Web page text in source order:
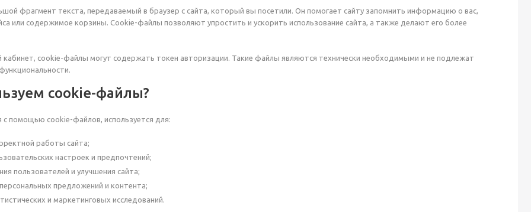
фрагмент текста, передаваемый в браузер с сайта, который вы посетили. Он помогает сайту запомнить информацию о вас,
или содержимое корзины. Cookie-файлы позволяют упростить и ускорить использование сайта, а также делают его более
кабинет, cookie-файлы могут содержать токен авторизации. Такие файлы являются технически необходимыми и не подлежат
cookie-файлы?
помощью cookie-файлов, используется для:
работы сайта;
настроек и предпочтений;
пользователей и улучшения сайта;
предложений и контента;
и маркетинговых исследований.